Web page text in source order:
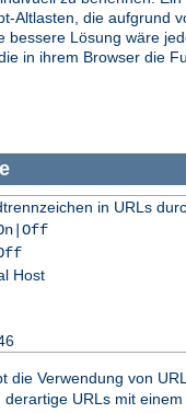
Altlasten, die
bessere Lösung wäre
in ihrem Browser die
in URLs
Host
die Verwendung von
URLs mit